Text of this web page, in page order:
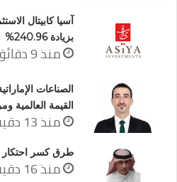
آسيا كابيتال
بزيادة 240.96%
منذ 9 دقائق
الصناعات
القيمة العالمية
منذ 13 دقيقة
طرق كسر احتكار
منذ 16 دقيقة